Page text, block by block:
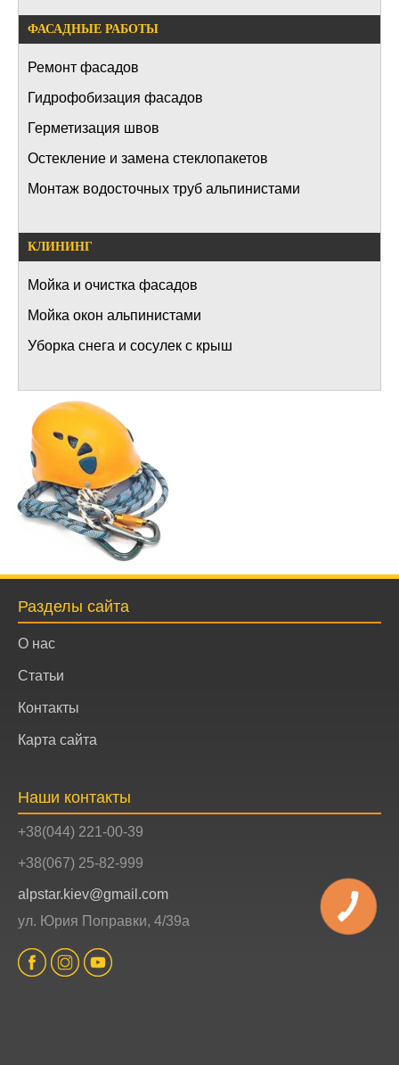
ФАСАДНЫЕ РАБОТЫ
Ремонт фасадов
Гидрофобизация фасадов
Герметизация швов
Остекление и замена стеклопакетов
Монтаж водосточных труб альпинистами
КЛИНИНГ
Мойка и очистка фасадов
Мойка окон альпинистами
Уборка снега и сосулек с крыш
Разделы сайта
О нас
Статьи
Контакты
Карта сайта
Наши контакты
+38(044) 221-00-39
+38(067) 25-82-999
alpstar.kiev@gmail.com
ул. Юрия Поправки, 4/39а